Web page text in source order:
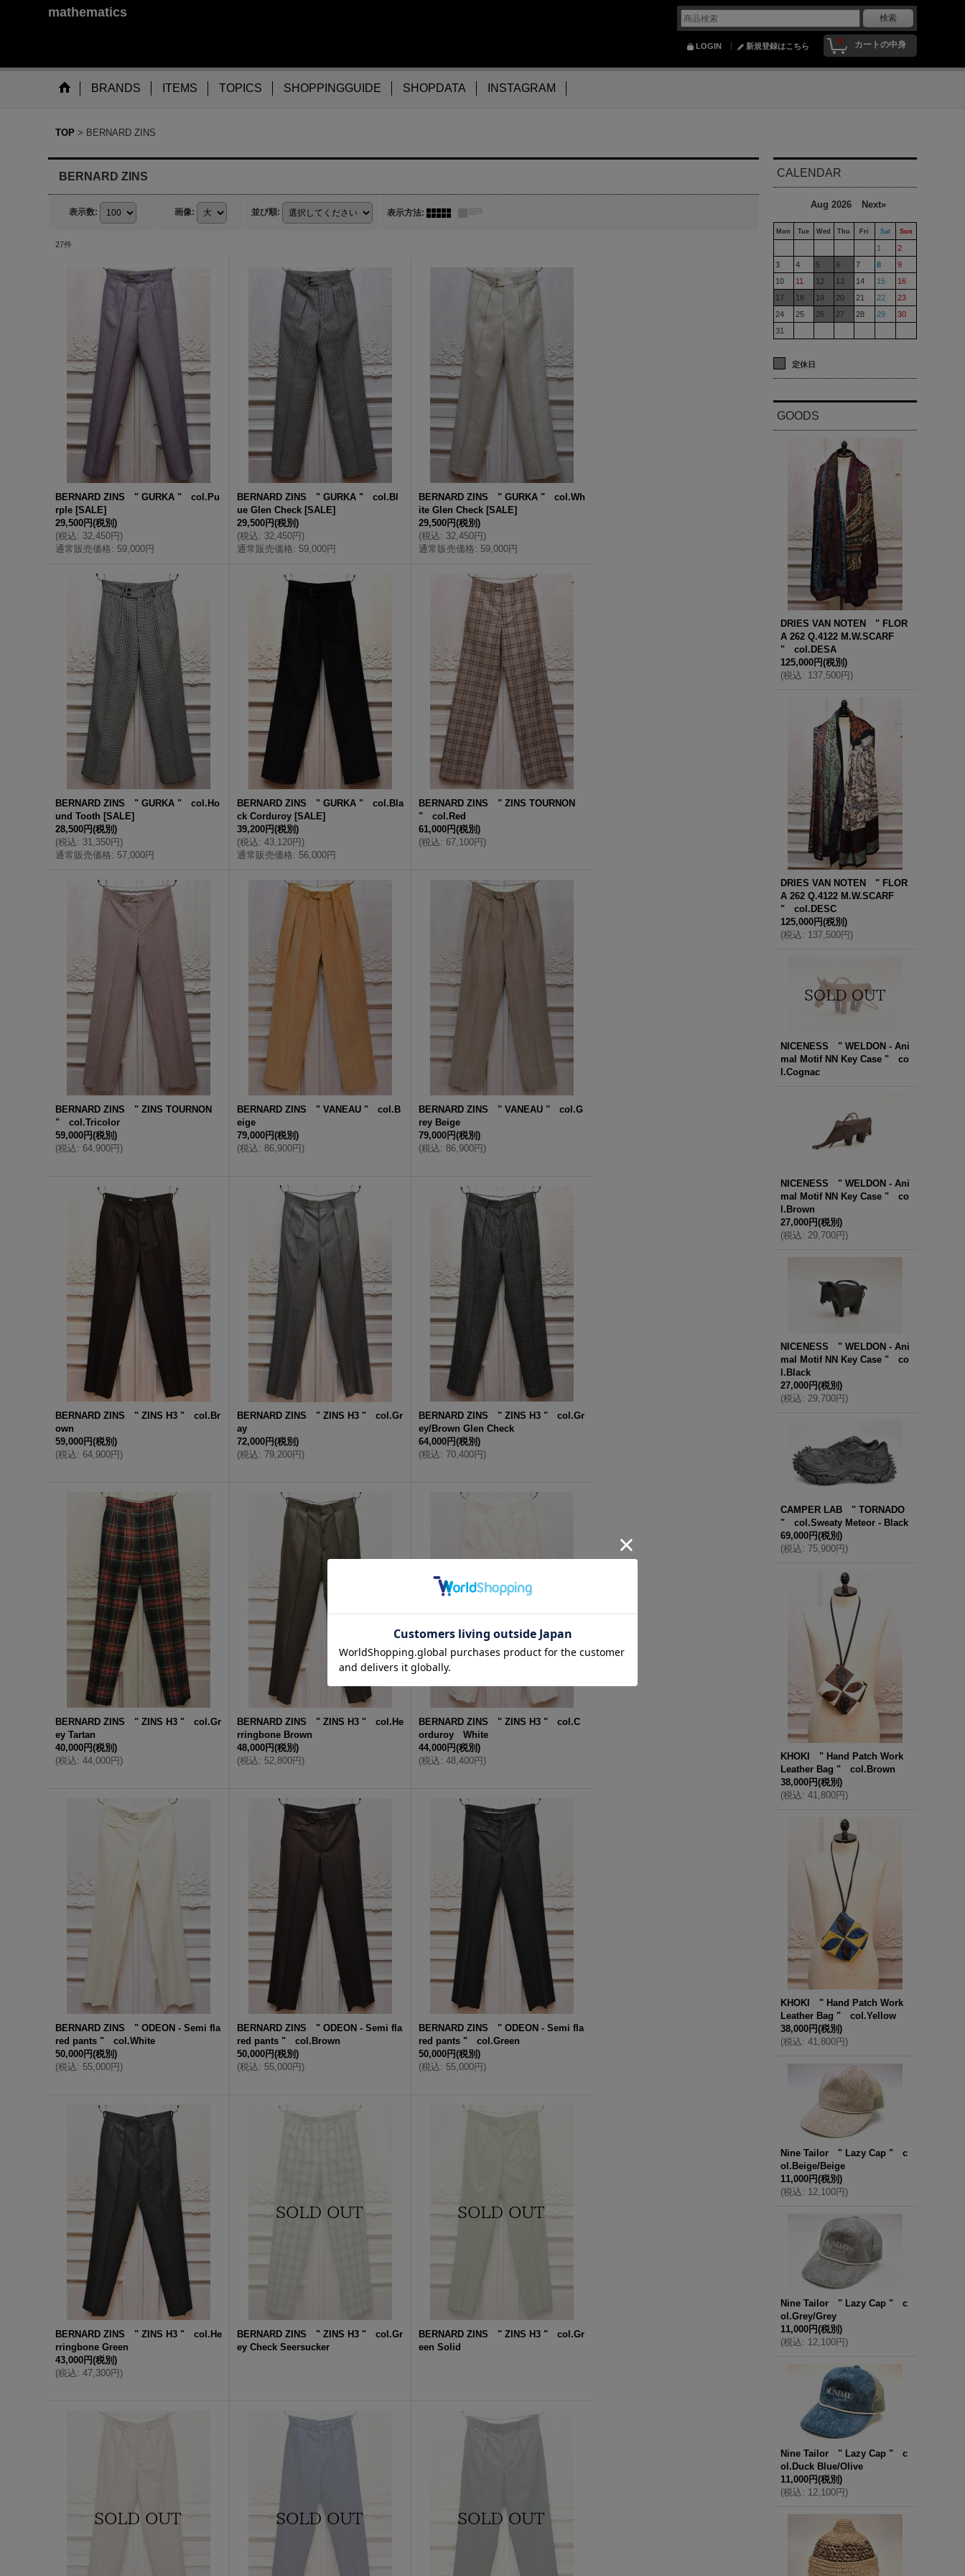
mathematics
0 カートの中身
LOGIN 新規登録はこちら
BRANDS ITEMS TOPICS SHOPPINGGUIDE SHOPDATA INSTAGRAM
TOP > BERNARD ZINS
CALENDAR
Aug 2026 Next»
Mon Tue Wed Thu Fri Sat Sun
1
2
3
4 5 6 7 8
9
10
11 12 13 14 15
16
17
18 19 20 21 22
23
24
25 26 27 28 29
30
31
定休日
GOODS
DRIES VAN NOTEN " FLOR
A 262 Q.4122 M.W.SCARF
" col.DESA
125,000円(税別)
(税込: 137,500円)
DRIES VAN NOTEN " FLOR
A 262 Q.4122 M.W.SCARF
" col.DESC
125,000円(税別)
(税込: 137,500円)
NICENESS " WELDON - Ani
mal Motif NN Key Case " co
l.Cognac
NICENESS " WELDON - Ani
mal Motif NN Key Case " co
l.Brown
27,000円(税別)
(税込: 29,700円)
NICENESS " WELDON - Ani
mal Motif NN Key Case " co
l.Black
27,000円(税別)
(税込: 29,700円)
CAMPER LAB " TORNADO
" col.Sweaty Meteor - Black
69,000円(税別)
(税込: 75,900円)
KHOKI " Hand Patch Work
Leather Bag " col.Brown
38,000円(税別)
(税込: 41,800円)
KHOKI " Hand Patch Work
Leather Bag " col.Yellow
38,000円(税別)
(税込: 41,800円)
Nine Tailor " Lazy Cap " c
ol.Beige/Beige
11,000円(税別)
(税込: 12,100円)
Nine Tailor " Lazy Cap " c
ol.Grey/Grey
11,000円(税別)
(税込: 12,100円)
Nine Tailor " Lazy Cap " c
ol.Duck Blue/Olive
11,000円(税別)
(税込: 12,100円)
BERNARD ZINS
表示数: 画像: 並び順: 表示方法:
27件
BERNARD ZINS " GURKA " col.Pu
rple [SALE]
29,500円(税別)
(税込: 32,450円)
通常販売価格: 59,000円
BERNARD ZINS " GURKA " col.Bl
ue Glen Check [SALE]
29,500円(税別)
(税込: 32,450円)
通常販売価格: 59,000円
BERNARD ZINS " GURKA " col.Wh
ite Glen Check [SALE]
29,500円(税別)
(税込: 32,450円)
通常販売価格: 59,000円
BERNARD ZINS " GURKA " col.Ho
und Tooth [SALE]
28,500円(税別)
(税込: 31,350円)
通常販売価格: 57,000円
BERNARD ZINS " GURKA " col.Bla
ck Corduroy [SALE]
39,200円(税別)
(税込: 43,120円)
通常販売価格: 56,000円
BERNARD ZINS " ZINS TOURNON
" col.Red
61,000円(税別)
(税込: 67,100円)
BERNARD ZINS " ZINS TOURNON
" col.Tricolor
59,000円(税別)
(税込: 64,900円)
BERNARD ZINS " VANEAU " col.B
eige
79,000円(税別)
(税込: 86,900円)
BERNARD ZINS " VANEAU " col.G
rey Beige
79,000円(税別)
(税込: 86,900円)
BERNARD ZINS " ZINS H3 " col.Br
own
59,000円(税別)
(税込: 64,900円)
BERNARD ZINS " ZINS H3 " col.Gr
ay
72,000円(税別)
(税込: 79,200円)
BERNARD ZINS " ZINS H3 " col.Gr
ey/Brown Glen Check
64,000円(税別)
(税込: 70,400円)
BERNARD ZINS " ZINS H3 " col.Gr
ey Tartan
40,000円(税別)
(税込: 44,000円)
BERNARD ZINS " ZINS H3 " col.He
rringbone Brown
48,000円(税別)
(税込: 52,800円)
BERNARD ZINS " ZINS H3 " col.C
orduroy White
44,000円(税別)
(税込: 48,400円)
BERNARD ZINS " ODEON - Semi fla
red pants " col.White
50,000円(税別)
(税込: 55,000円)
BERNARD ZINS " ODEON - Semi fla
red pants " col.Brown
50,000円(税別)
(税込: 55,000円)
BERNARD ZINS " ODEON - Semi fla
red pants " col.Green
50,000円(税別)
(税込: 55,000円)
BERNARD ZINS " ZINS H3 " col.He
rringbone Green
43,000円(税別)
(税込: 47,300円)
BERNARD ZINS " ZINS H3 " col.Gr
ey Check Seersucker
BERNARD ZINS " ZINS H3 " col.Gr
een Solid